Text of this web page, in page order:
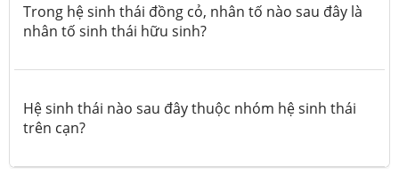
Trong hệ sinh thái đồng cỏ, nhân tố nào sau đây là
nhân tố sinh thái hữu sinh?
Hệ sinh thái nào sau đây thuộc nhóm hệ sinh thái
trên cạn?